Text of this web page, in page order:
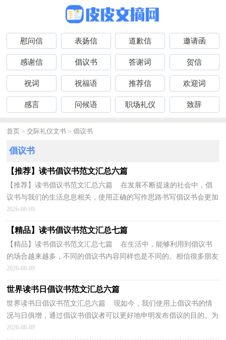
慰问信 表扬信 道歉信 邀请函
感谢信 倡议书 答谢词 贺信
祝词 祝福语 推荐信 欢迎词
感言 问候语 职场礼仪 致辞
首页 > 交际礼仪文书 > 倡议书
倡议书
【推荐】读书倡议书范文汇总六篇
【推荐】读书倡议书范文汇总六篇 在发展不断提速的社会中，倡
议书与我们的生活息息相关，使用正确的写作思路书写倡议书会更加
事半功倍。怎么写倡议书才能避免踩雷呢？以下是小...
2026-08-09
【精品】读书倡议书范文汇总七篇
【精品】读书倡议书范文汇总七篇 在生活中，能够利用到倡议书
的场合越来越多，不同的倡议书内容同样也是不同的。相信很多朋友
都对写倡议书感到非常苦恼吧，下面是小编收集整理...
2026-08-09
世界读书日倡议书范文汇总六篇
世界读书日倡议书范文汇总六篇 现如今，我们使用上倡议书的情
况与日俱增，通过倡议书倡议者可以更好地申明发布倡议的目的。为
了让您在写倡议书中更加简单方便，下面是小编为大...
2026-08-09